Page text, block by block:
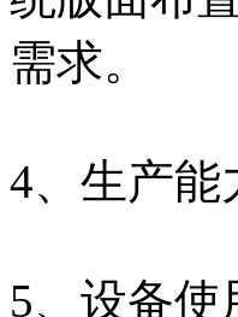
需求。
4、生产能
5、设备使